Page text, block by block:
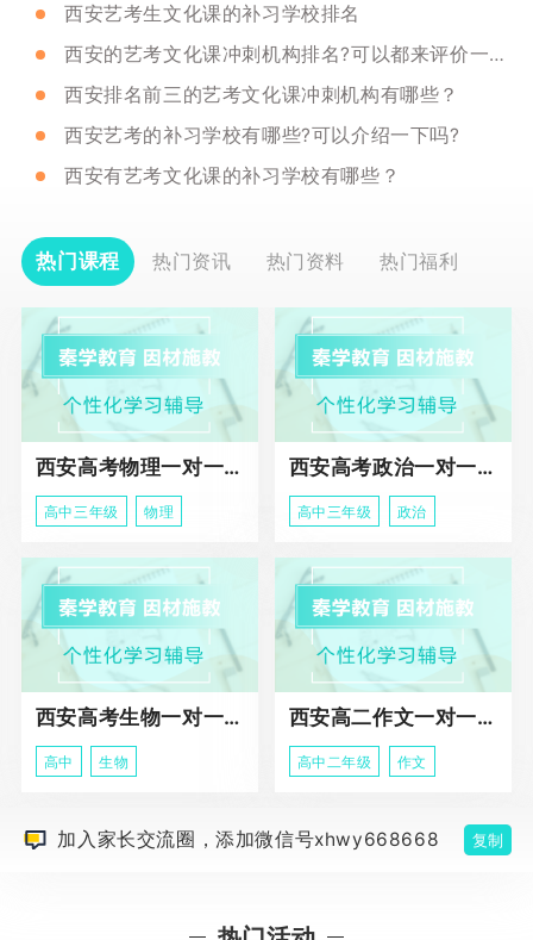
西安艺考生文化课的补习学校排名
西安的艺考文化课冲刺机构排名?可以都来评价一下!
西安排名前三的艺考文化课冲刺机构有哪些？
西安艺考的补习学校有哪些?可以介绍一下吗?
西安有艺考文化课的补习学校有哪些？
热门课程 热门资讯 热门资料 热门福利
西安高考物理一对一辅导课程
高中三年级 物理
西安高考政治一对一辅导课程
高中三年级 政治
西安高考生物一对一辅导
高中 生物
西安高二作文一对一辅导课程
高中二年级 作文
加入家长交流圈，添加微信号xhwy668668 复制